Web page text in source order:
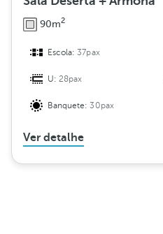
90m2
Escola:37pax
U:28pax
Banquete:30pax
Ver detalhe